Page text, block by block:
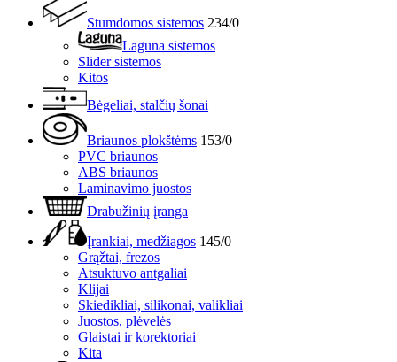
Stumdomos sistemos 234/0
Laguna sistemos
Slider sistemos
Kitos
Bėgeliai, stalčių šonai
Briaunos plokštėms 153/0
PVC briaunos
ABS briaunos
Laminavimo juostos
Drabužinių įranga
Įrankiai, medžiagos 145/0
Grąžtai, frezos
Atsuktuvo antgaliai
Klijai
Skiedikliai, silikonai, valikliai
Juostos, plėvelės
Glaistai ir korektoriai
Kita